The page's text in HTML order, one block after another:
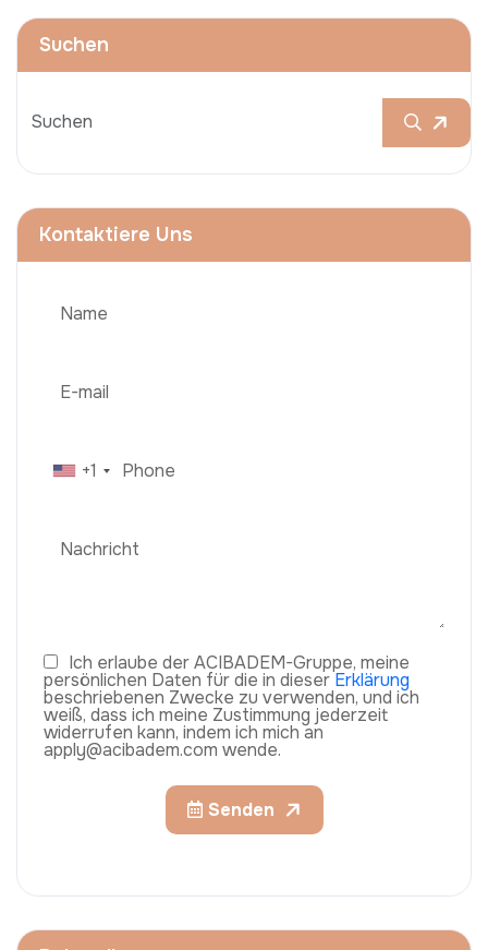
Suchen
Kontaktiere Uns
+1
Ich erlaube der ACIBADEM-Gruppe, meine
persönlichen Daten für die in dieserErklärung
beschriebenen Zwecke zu verwenden, und ich
weiß, dass ich meine Zustimmung jederzeit
widerrufen kann, indem ich mich an
apply@acibadem.com wende.
Senden